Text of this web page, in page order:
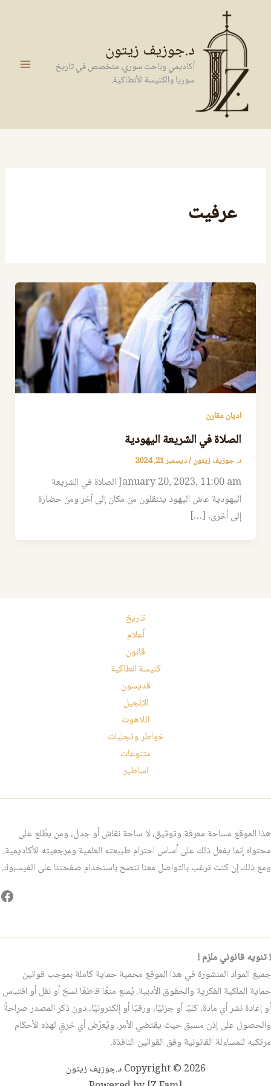
المحتوى
د.جوزيف زيتون
أكاديمي وباحث سوري، متخصص في تاريخ
سوريا والكنيسة الأنطاكية.
عرفيت
اديان مقارن
الصلاة في الشريعة اليهودية
د. جوزيف زيتون/ديسمبر 21, 2024
January 20, 2023, 11:00 am الصلاة في الشريعة
اليهودية عاش اليهود يتنقلون من مكان إلى آخر ومن حضارة
إلى أخرى، […]
تاريخ
أعلام
قانون
كنيسة انطاكية
قديسون
الإنجيل
اللاهوت
خواطر وتجليات
متنوعات
اساطير
هذا الموقع مساحة معرفة وتوثيق، لا ساحة نقاش أو جدل، ومن يطّلع على
محتواه إنما يفعل ذلك على أساس احترام طبيعته العلمية ومرجعيته الأكاديمية.
ومع ذلك إن كنت ترغب بالتواصل معنا ننصح باستخدام صفحتنا على الفيسبوك.
! تنويه قانوني ملزم !
جميع المواد المنشورة في هذا الموقع محمية حماية كاملة بموجب قوانين
حماية الملكية الفكرية والحقوق الأدبية. يُمنع منعًا قاطعًا نسخ أو نقل أو اقتباس
أو إعادة نشر أي مادة، كليًا أو جزئيًا، ورقيًا أو إلكترونيًا، دون ذكر المصدر صراحةً
والحصول على إذن مسبق حيث يقتضي الأمر. ويُعرّض أي خرقٍ لهذه الأحكام
مرتكبه للمساءلة القانونية وفق القوانين النافذة.
Copyright © 2026 د.جوزيف زيتون